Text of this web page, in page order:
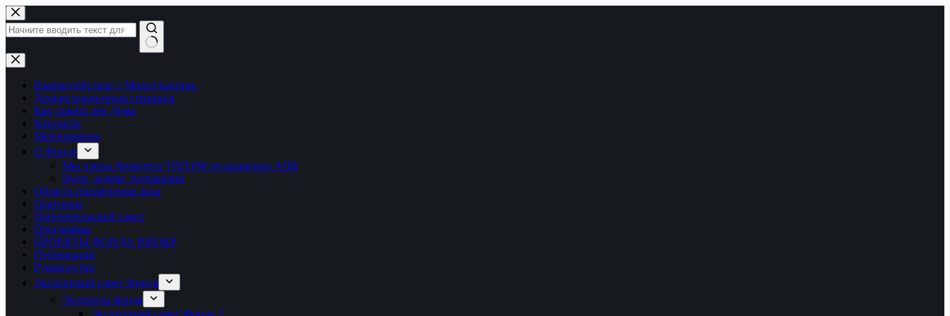
Перейти
к
сути
Ничего
не
найденоВзаимодействие с Минсельхозом.
Демонстрационная страница
Как сажать лен Дома
Контакты
Мероприятия
О Фонде
Мы члены Комитета ТПП РФ по развитию АПК
Цели, задачи, положения
Область применения льна
Партнеры
Попечительский совет
Программы
ПРОЕКТЫ ФОНДА НИОКР
Публикации
Руководство
Экспертный совет Фонда
Эксперты фонда
Экспертный совет Фонда 2